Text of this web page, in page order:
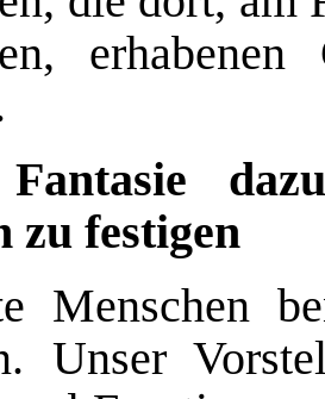
erhabenen
zu festigen
Menschen
Unser